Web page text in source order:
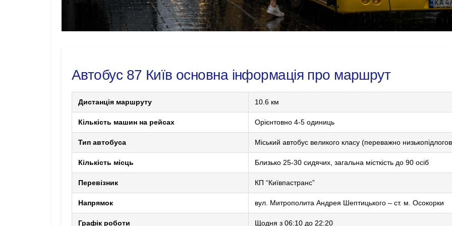
Автобус 87 Київ основна інформація про маршрут
Дистанція маршруту 10.6 км
Кількість машин на рейсах Орієнтовно 4-5 одиниць
Тип автобуса Міський автобус великого класу (переважно
Кількість місць Близько 25-30 сидячих, загальна місткість до 90 осіб
Перевізник КП “Київпастранс”
Напрямок вул. Митрополита Андрея Шептицького – ст. м. Осокорки
Графік роботи Щодня з 06:10 до 22:20